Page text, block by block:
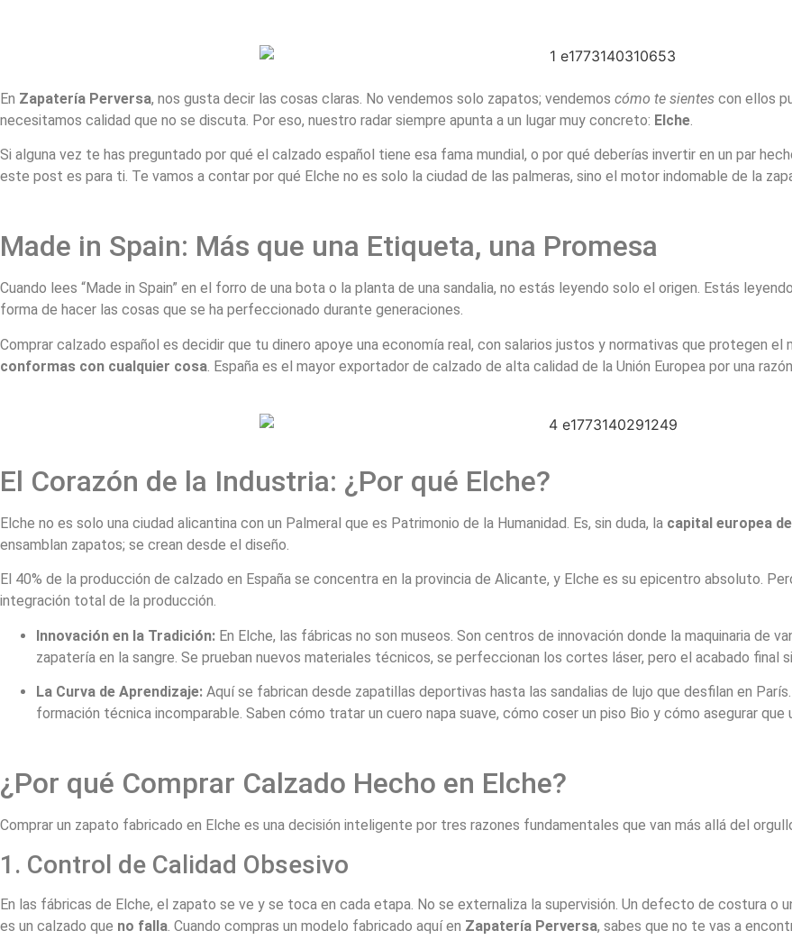
En Zapatería Perversa, nos gusta decir las cosas claras. No vendemos solo zapatos; vendemos cómo te sientes con ellos
necesitamos calidad que no se discuta. Por eso, nuestro radar siempre apunta a un lugar muy concreto: Elche
Si alguna vez te has preguntado por qué el calzado español tiene esa fama mundial, o por qué deberías invertir en un par
este post es para ti. Te vamos a contar por qué Elche no es solo la ciudad de las palmeras, sino el motor indomable de la
Made in Spain: Más que una Etiqueta, una Promesa
Cuando lees “Made in Spain” en el forro de una bota o la planta de una sandalia, no estás leyendo solo el origen. Estás
forma de hacer las cosas que se ha perfeccionado durante generaciones.
Comprar calzado español es decidir que tu dinero apoye una economía real, con salarios justos y normativas que protegen
conformas con cualquier cosa. España es el mayor exportador de calzado de alta calidad de la Unión Europea por una
El Corazón de la Industria: ¿Por qué Elche?
Elche no es solo una ciudad alicantina con un Palmeral que es Patrimonio de la Humanidad. Es, sin duda, la capital europea
ensamblan zapatos; se crean desde el diseño.
El 40% de la producción de calzado en España se concentra en la provincia de Alicante, y Elche es su epicentro absoluto.
integración total de la producción.
Innovación en la Tradición: En Elche, las fábricas no son museos. Son centros de innovación donde la maquinaria de
zapatería en la sangre. Se prueban nuevos materiales técnicos, se perfeccionan los cortes láser, pero el acabado final
La Curva de Aprendizaje: Aquí se fabrican desde zapatillas deportivas hasta las sandalias de lujo que desfilan en
formación técnica incomparable. Saben cómo tratar un cuero napa suave, cómo coser un piso Bio y cómo asegurar
¿Por qué Comprar Calzado Hecho en Elche?
Comprar un zapato fabricado en Elche es una decisión inteligente por tres razones fundamentales que van más allá del
1. Control de Calidad Obsesivo
En las fábricas de Elche, el zapato se ve y se toca en cada etapa. No se externaliza la supervisión. Un defecto de costura
es un calzado que no falla . Cuando compras un modelo fabricado aquí en Zapatería Perversa, sabes que no te vas a